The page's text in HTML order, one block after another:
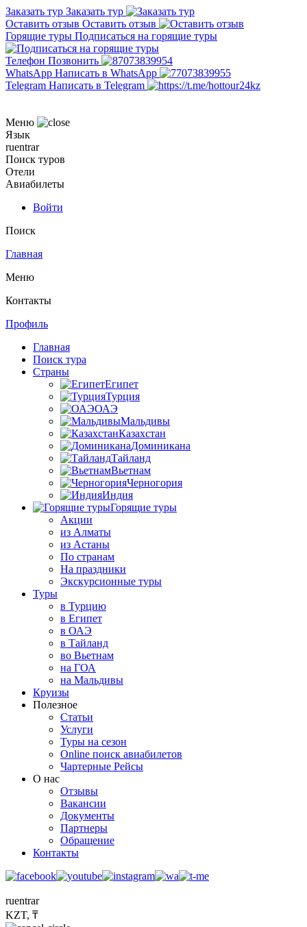
Заказать тур Заказать тур
Оставить отзыв Оставить отзыв
Горящие туры Подписаться на горящие туры
Телефон Позвонить
WhatsApp Написать в WhatsApp
Telegram Написать в Telegram
Меню
Язык
ruentrar
Поиск туров
Отели
Авиабилеты
Войти
Поиск
Главная
Меню
Контакты
Профиль
Главная
Поиск тура
Страны
Египет
Турция
ОАЭ
Мальдивы
Казахстан
Доминикана
Тайланд
Вьетнам
Черногория
Индия
Горящие туры
Акции
из Алматы
из Астаны
По странам
На праздники
Экскурсионные туры
Туры
в Турцию
в Египет
в ОАЭ
в Тайланд
во Вьетнам
на ГОА
на Мальдивы
Круизы
Полезное
Статьи
Услуги
Туры на сезон
Online поиск авиабилетов
Чартерные Рейсы
О нас
Отзывы
Вакансии
Документы
Партнеры
Обращение
Контакты
ruentrar
KZT, ₸